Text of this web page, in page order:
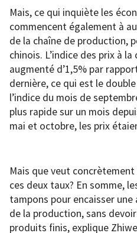
Mais, ce qui inquiète les
commencent également à
de la chaîne de production,
chinois. L’indice des prix à
augmenté d’1,5% par
dernière, ce qui est le
l’indice du mois de
plus rapide sur un mois
mai et octobre, les prix
Mais que veut
ces deux taux? En somme,
tampons pour encaisser
de la production, sans
produits finis, explique